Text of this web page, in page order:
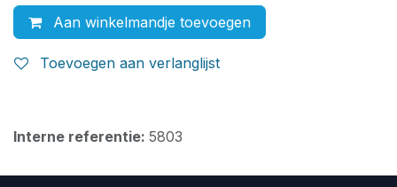
Aan winkelmandje toevoegen
Toevoegen aan verlanglijst
Interne referentie: 5803